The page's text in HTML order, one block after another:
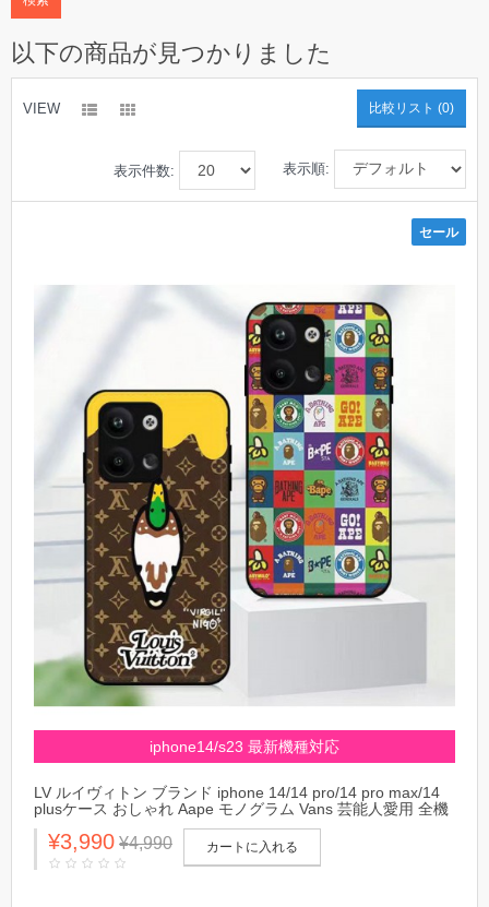
以下の商品が見つかりました
VIEW 比較リスト (0)
表示順:
表示件数:
セール
iphone14/s23 最新機種対応
LV ルイヴィトン ブランド iphone 14/14 pro/14 pro max/14
plusケース おしゃれ Aape モノグラム Vans 芸能人愛用 全機
種対応 Galaxy s23/s23+/s23 ultra/a54 5gカバー 激安 xperia
huawei ファッション メンズ レディース
¥3,990 ¥4,990 カートに入れる